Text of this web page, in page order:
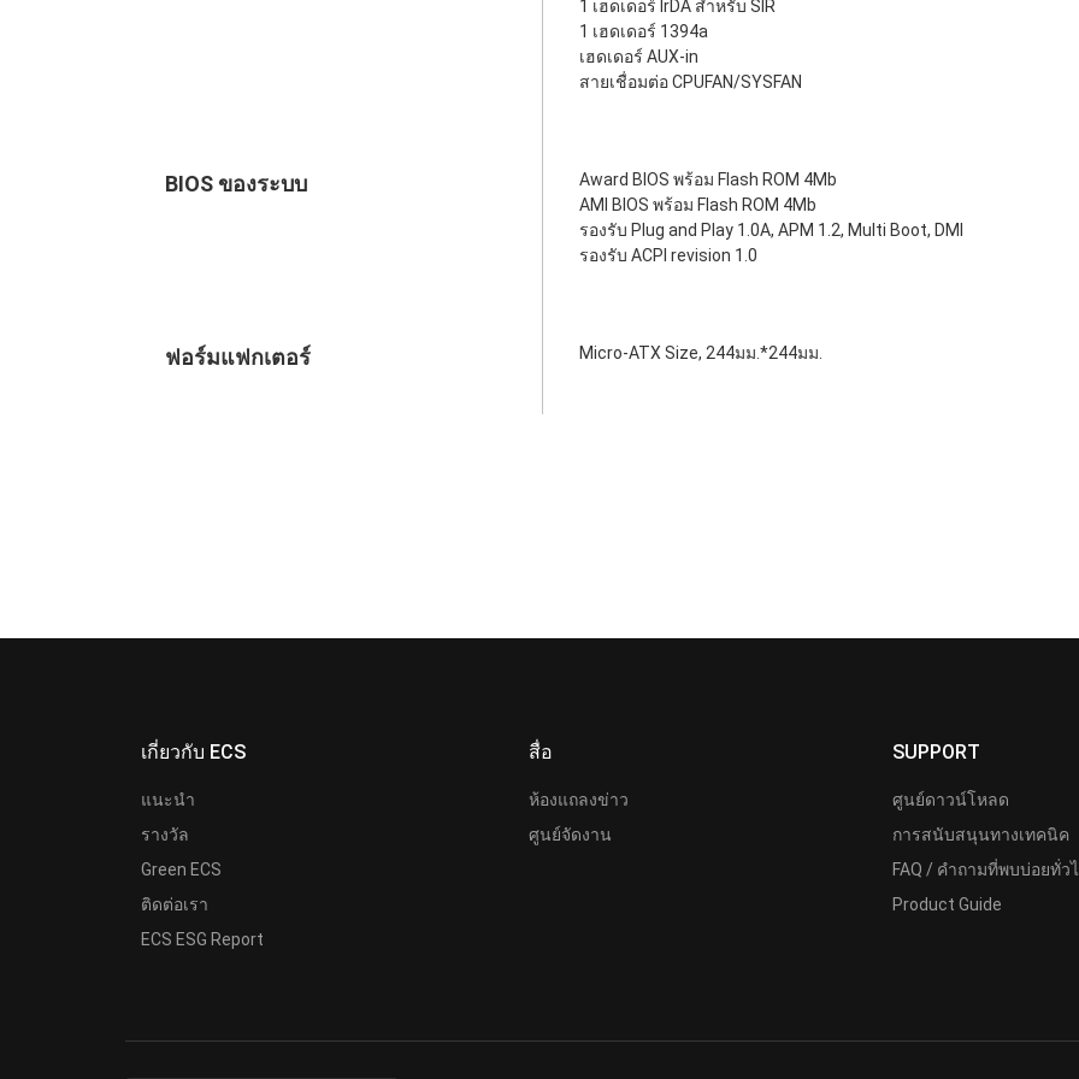
1 เฮดเดอร์ IrDA สำหรับ SIR
1 เฮดเดอร์ 1394a
เฮดเดอร์ AUX-in
สายเชื่อมต่อ CPUFAN/SYSFAN
BIOS ของระบบ
Award BIOS พร้อม Flash ROM 4Mb
AMI BIOS พร้อม Flash ROM 4Mb
รองรับ Plug and Play 1.0A, APM 1.2, Multi Boot, DMI
รองรับ ACPI revision 1.0
ฟอร์มแฟกเตอร์ Micro-ATX Size, 244มม.*244มม.
เกี่ยวกับ ECS
แนะนำ
รางวัล
Green ECS
ติดต่อเรา
ECS ESG Report
สื่อ
ห้องแถลงข่าว
ศูนย์จัดงาน
SUPPORT
ศูนย์ดาวน์โหลด
การสนับสนุนทางเทคนิค
FAQ / คำถามที่พบบ่อยทั่ว
Product Guide